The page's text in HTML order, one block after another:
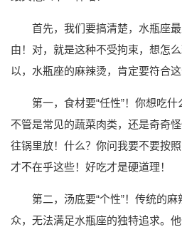
首先，我们要搞清楚，水瓶座
由！对，就是这种不受拘束，想怎
以，水瓶座的麻辣烫，肯定要符合这
第一，食材要“任性”！你想吃什
不管是常见的蔬菜肉类，还是奇奇
往锅里放！什么？你问我要不要按
才不在乎这些！好吃才是硬道理！
第二，汤底要“个性”！传统的
众，无法满足水瓶座的独特追求。